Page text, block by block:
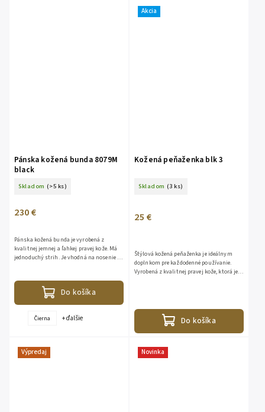
Pánska kožená bunda 8079M
black
Skladom (>5 ks)
230 €
Do košíka
Pánska kožená bunda je vyrobená z
kvalitnej jemnej a ľahkej pravej kože. Má
jednoduchý strih. Je vhodná na nosenie v
Čierna + ďalšie
Akcia
Kožená peňaženka blk 3
Skladom (3 ks)
25 €
Do košíka
Štýlová kožená peňaženka je ideálnym
doplnkom pre každodenné používanie.
Vyrobená z kvalitnej pravej kože, ktorá je
Výpredaj Novinka